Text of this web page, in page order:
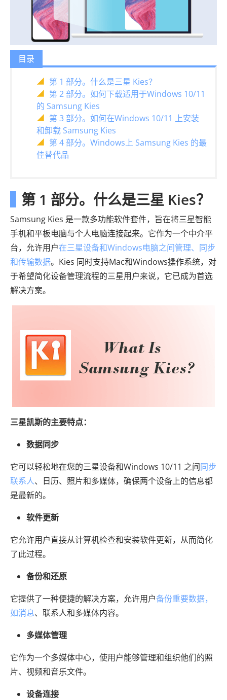
目录
第 1 部分。什么是三星 Kies？
第 2 部分。如何下载适用于Windows 10/11
的 Samsung Kies
第 3 部分。如何在Windows 10/11 上安装
和卸载 Samsung Kies
第 4 部分。Windows上 Samsung Kies 的最
佳替代品
第 1 部分。什么是三星 Kies？
Samsung Kies 是一款多功能软件套件，旨在将三星智能
手机和平板电脑与个人电脑连接起来。它作为一个中介平
台，允许用户在三星设备和Windows电脑之间管理、同步
和传输数据。Kies 同时支持Mac和Windows操作系统，对
于希望简化设备管理流程的三星用户来说，它已成为首选
解决方案。
三星凯斯的主要特点：
数据同步
它可以轻松地在您的三星设备和Windows 10/11 之间同步
联系人、日历、照片和多媒体，确保两个设备上的信息都
是最新的。
软件更新
它允许用户直接从计算机检查和安装软件更新，从而简化
了此过程。
备份和还原
它提供了一种便捷的解决方案，允许用户备份重要数据，
如消息、联系人和多媒体内容。
多媒体管理
它作为一个多媒体中心，使用户能够管理和组织他们的照
片、视频和音乐文件。
设备连接